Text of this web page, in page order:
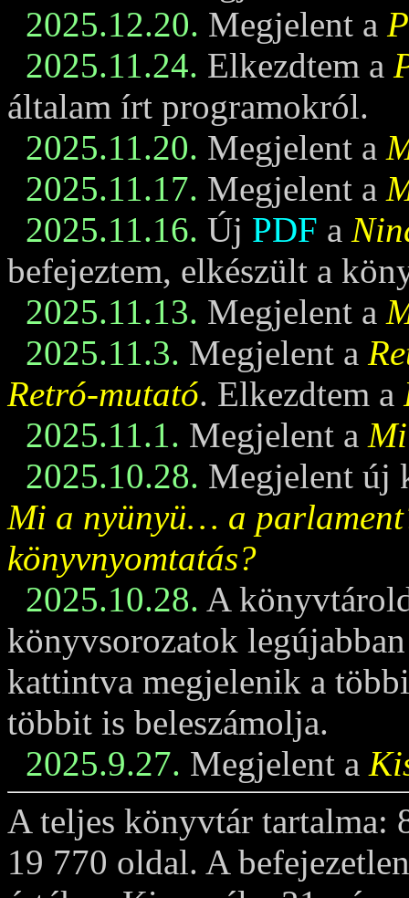
2025.12.20. Megjelent a
2025.11.24. Elkezdtem a
általam írt programokról.
2025.11.20. Megjelent a
2025.11.17. Megjelent a
2025.11.16. Új PDF a
befejeztem, elkészült a
2025.11.13. Megjelent a
2025.11.3. Megjelent a
Retró-mutató. Elkezdtem a
2025.11.1. Megjelent a
2025.10.28. Megjelent új
Mi a nyünyü… a
könyvnyomtatás?
2025.10.28. A
könyvsorozatok
kattintva megjelenik a
többit is beleszámolja.
2025.9.27. Megjelent a
A teljes könyvtár tartalma:
19 770 oldal. A